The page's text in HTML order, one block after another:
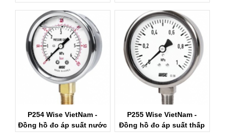
P254 Wise VietNam -
Đồng hồ đo áp suất nước
P255 Wise VietNam -
Đồng hồ đo áp suất thấp